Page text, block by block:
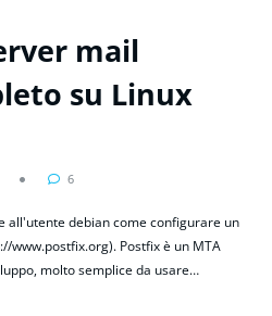
mail
su Linux
6
all'utente debian come configurare un
www.postfix.org). Postfix è un MTA
molto semplice da usare…